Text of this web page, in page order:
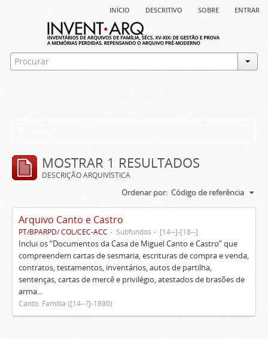
início descritivo sobre entrar
MOSTRAR 1 RESULTADOS
DESCRIÇÃO ARQUIVÍSTICA
Ordenar por: Código de referência
Arquivo Canto e Castro
PT/BPARPD/ COL/CEC-ACC Subfundos [14--]-[18--]
Inclui os “Documentos da Casa de Miguel Canto e Castro” que
compreendem cartas de sesmaria, escrituras de compra e venda,
contratos, testamentos, inventários, autos de partilha,
sentenças, cartas de mercê e privilégio, atestados de brasões de
arma...
Canto. Família ([14--?]-1890)